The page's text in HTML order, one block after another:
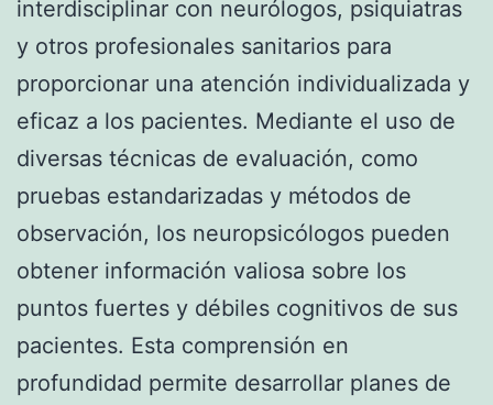
interdisciplinar con neurólogos, psiquiatras
y otros profesionales sanitarios para
proporcionar una atención individualizada y
eficaz a los pacientes. Mediante el uso de
diversas técnicas de evaluación, como
pruebas estandarizadas y métodos de
observación, los neuropsicólogos pueden
obtener información valiosa sobre los
puntos fuertes y débiles cognitivos de sus
pacientes. Esta comprensión en
profundidad permite desarrollar planes de